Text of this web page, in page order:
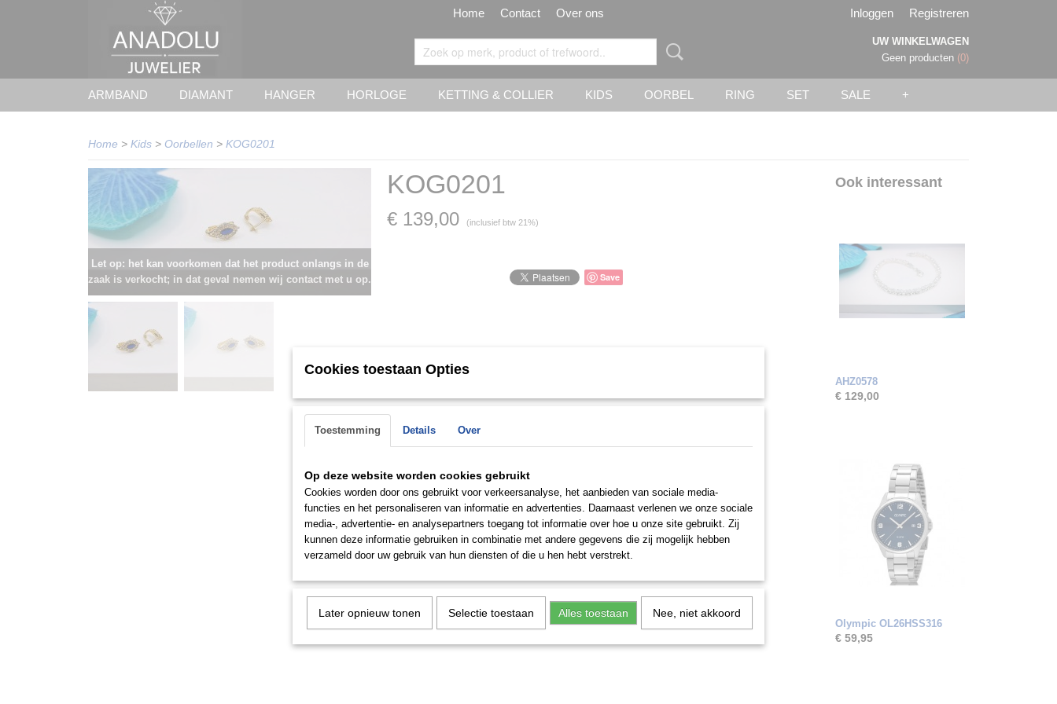
Home Contact Over ons Inloggen Registreren
UW WINKELWAGEN
Geen producten (0)
ARMBAND DIAMANT HANGER HORLOGE KETTING & COLLIER KIDS OORBEL RING SET SALE +
Home > Kids > Oorbellen > KOG0201
Let op: het kan voorkomen dat het product onlangs in de
zaak is verkocht; in dat geval nemen wij contact met u op.
KOG0201
€ 139,00 (inclusief btw 21%)
Save
Ook interessant
AHZ0578
€ 129,00
Olympic OL26HSS316
€ 59,95
Cookies toestaan Opties
Toestemming Details Over
Op deze website worden cookies gebruikt
Cookies worden door ons gebruikt voor verkeersanalyse, het aanbieden van sociale media-
functies en het personaliseren van informatie en advertenties. Daarnaast verlenen we onze sociale
media-, advertentie- en analysepartners toegang tot informatie over hoe u onze site gebruikt. Zij
kunnen deze informatie gebruiken in combinatie met andere gegevens die zij mogelijk hebben
verzameld door uw gebruik van hun diensten of die u hen hebt verstrekt.
Later opnieuw tonen Selectie toestaan Alles toestaan Nee, niet akkoord